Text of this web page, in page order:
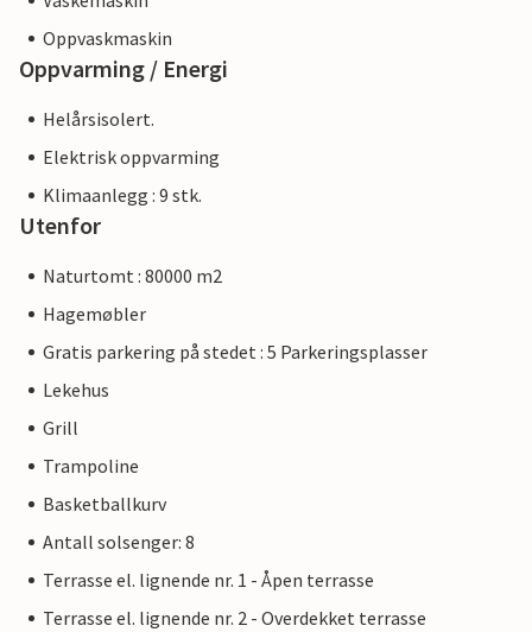
Oppvaskmaskin
Oppvarming / Energi
Helårsisolert.
Elektrisk oppvarming
Klimaanlegg : 9 stk.
Utenfor
Naturtomt : 80000 m2
Hagemøbler
Gratis parkering på stedet : 5 Parkeringsplasser
Lekehus
Grill
Trampoline
Basketballkurv
Antall solsenger: 8
Terrasse el. lignende nr. 1 - Åpen terrasse
Terrasse el. lignende nr. 2 - Overdekket terrasse